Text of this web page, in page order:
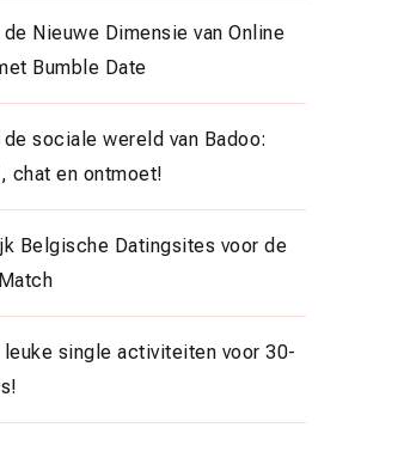
Nieuwe Dimensie van Online
Bumble Date
sociale wereld van Badoo:
chat en ontmoet!
Belgische Datingsites voor de
leuke single activiteiten voor 30-